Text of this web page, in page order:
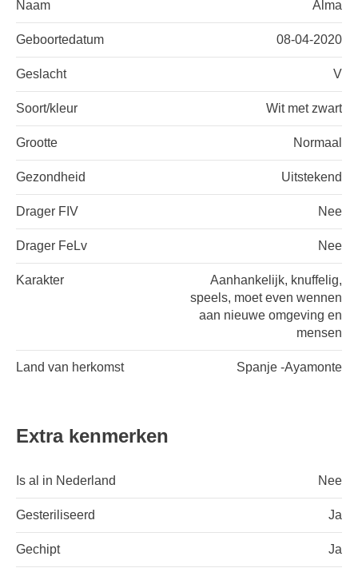
Naam Alma
Geboortedatum 08-04-2020
Geslacht V
Soort/kleur Wit met zwart
Grootte Normaal
Gezondheid Uitstekend
Drager FIV Nee
Drager FeLv Nee
Karakter
Aanhankelijk, knuffelig,
speels, moet even wennen
aan nieuwe omgeving en
mensen
Land van herkomst Spanje -Ayamonte
Extra kenmerken
Is al in Nederland Nee
Gesteriliseerd Ja
Gechipt Ja